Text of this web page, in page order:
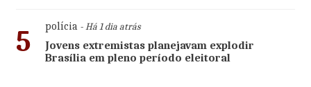
5 polícia- Há 1 dia atrás
Jovens extremistas planejavam explodir
Brasília em pleno período eleitoral